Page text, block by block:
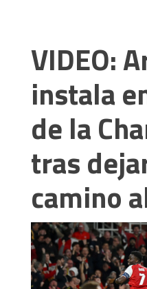
VIDEO:
instala
de la
tras
camino